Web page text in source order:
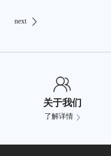
next
关于我们
了解详情